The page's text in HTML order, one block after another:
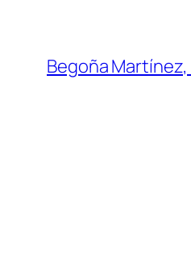
contenido
Begoña